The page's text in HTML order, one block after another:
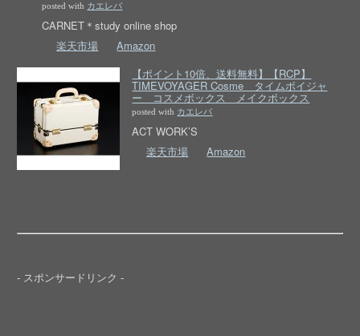
posted with カエレバ
CARNET＊study online shop
楽天市場
Amazon
【ポイント10倍、送料無料】【RCP】
TIMEVOYAGER Cosme タイムボイジャ
ー コスメボックス メイクボックス
posted with カエレバ
ACT WORK’S
楽天市場
Amazon
- スポンサードリンク -